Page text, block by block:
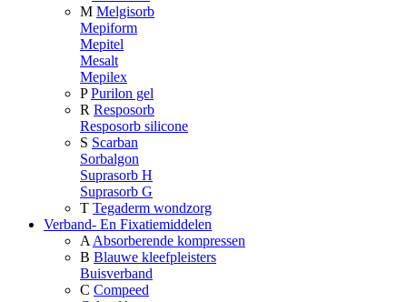
M Melgisorb
Mepiform
Mepitel
Mesalt
Mepilex
P Purilon gel
R Resposorb
Resposorb silicone
S Scarban
Sorbalgon
Suprasorb H
Suprasorb G
T Tegaderm wondzorg
Verband- En Fixatiemiddelen
A Absorberende kompressen
B Blauwe kleefpleisters
Buisverband
C Compeed